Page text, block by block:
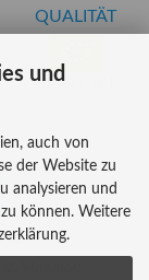
QUALITÄT
AT-BIO-401
und
auch von
der Website zu
analysieren und
können. Weitere